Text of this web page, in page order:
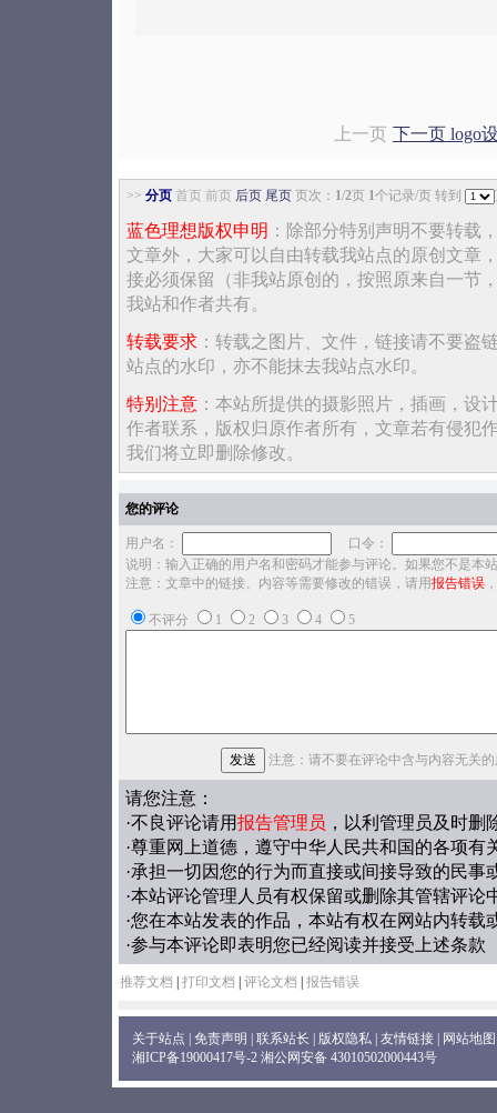
上一页 下一页 logo
>> 分页 首页 前页 后页 尾页 页次： 1/2页 1个记录/页 转到
蓝色理想版权申明 ：除部分特别声明不要转载
文章外，大家可以自由转载我站点的原创文章
接必须保留（非我站原创的，按照原来自一节
我站和作者共有。
转载要求 ：转载之图片、文件，链接请不要盗
站点的水印，亦不能抹去我站点水印。
特别注意 ：本站所提供的摄影照片，插画，设
作者联系，版权归原作者所有，文章若有侵犯
我们将立即删除修改。
您的评论
用户名：
口令：
说明：输入正确的用户名和密码才能参与评论。如果您不是本
注意：文章中的链接、内容等需要修改的错误，请用报告错误
不评分 1 2 3 4 5
注意：请不要在评论中含与内容无关
请您注意：
·不良评论请用报告管理员 ，以利管理员及时删
·尊重网上道德，遵守中华人民共和国的各项有
·承担一切因您的行为而直接或间接导致的民事
·本站评论管理人员有权保留或删除其管辖评论
·您在本站发表的作品，本站有权在网站内转载
·参与本评论即表明您已经阅读并接受上述条款
推荐文档 打印文档 评论文档 报告错误
关于站点 免责声明 联系站长 版权隐私 友情链接
网站地图
湘ICP备19000417号-2 湘公网安备 43010502000443号